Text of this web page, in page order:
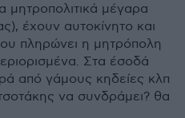
μητροπολιτικά μέγαρα
έχουν αυτοκίνητο και
πληρώνει η μητρόπολη
Στα έσοδά
από γάμους κηδείες κλπ
να συνδράμει? θα